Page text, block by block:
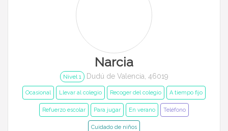
Narcia
Nivel 1 Dudú de Valencia, 46019
Ocasional Llevar al colegio Recoger del colegio A tiempo fijo
Refuerzo escolar Para jugar En verano Teléfono
Cuidado de niños